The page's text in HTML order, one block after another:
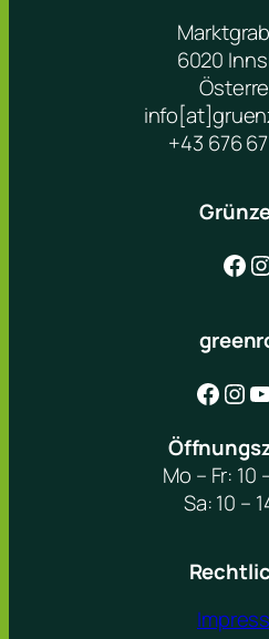
6020
+43 676
Facebook Instagram
Facebook Instagram YouTube
Mo – Fr: 10
Sa: 10 –